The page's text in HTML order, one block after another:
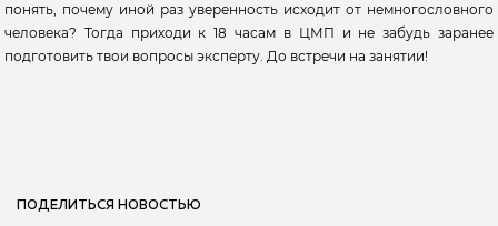
понять, почему иной раз уверенность исходит от немногословного
человека? Тогда приходи к 18 часам в ЦМП и не забудь заранее
подготовить твои вопросы эксперту. До встречи на занятии!
ПОДЕЛИТЬСЯ НОВОСТЬЮ